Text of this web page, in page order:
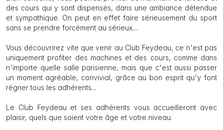
des cours qui y sont dispensés, dans une ambiance détendue
et sympathique. On peut en effet faire sérieusement du sport
sans se prendre forcément au sérieux....
Vous découvrirez vite que venir au Club Feydeau, ce n'est pas
uniquement profiter des machines et des cours, comme dans
n'importe quelle salle parisienne, mais que c'est aussi passer
un moment agréable, convivial, grâce au bon esprit qu'y font
régner tous les adhérents...
Le Club Feydeau et ses adhérents vous accueilleront avec
plaisir, quels que soient votre âge et votre niveau.